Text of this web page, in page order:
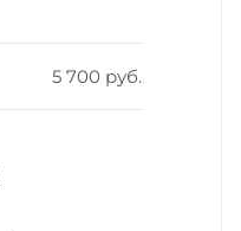
5 700 руб.